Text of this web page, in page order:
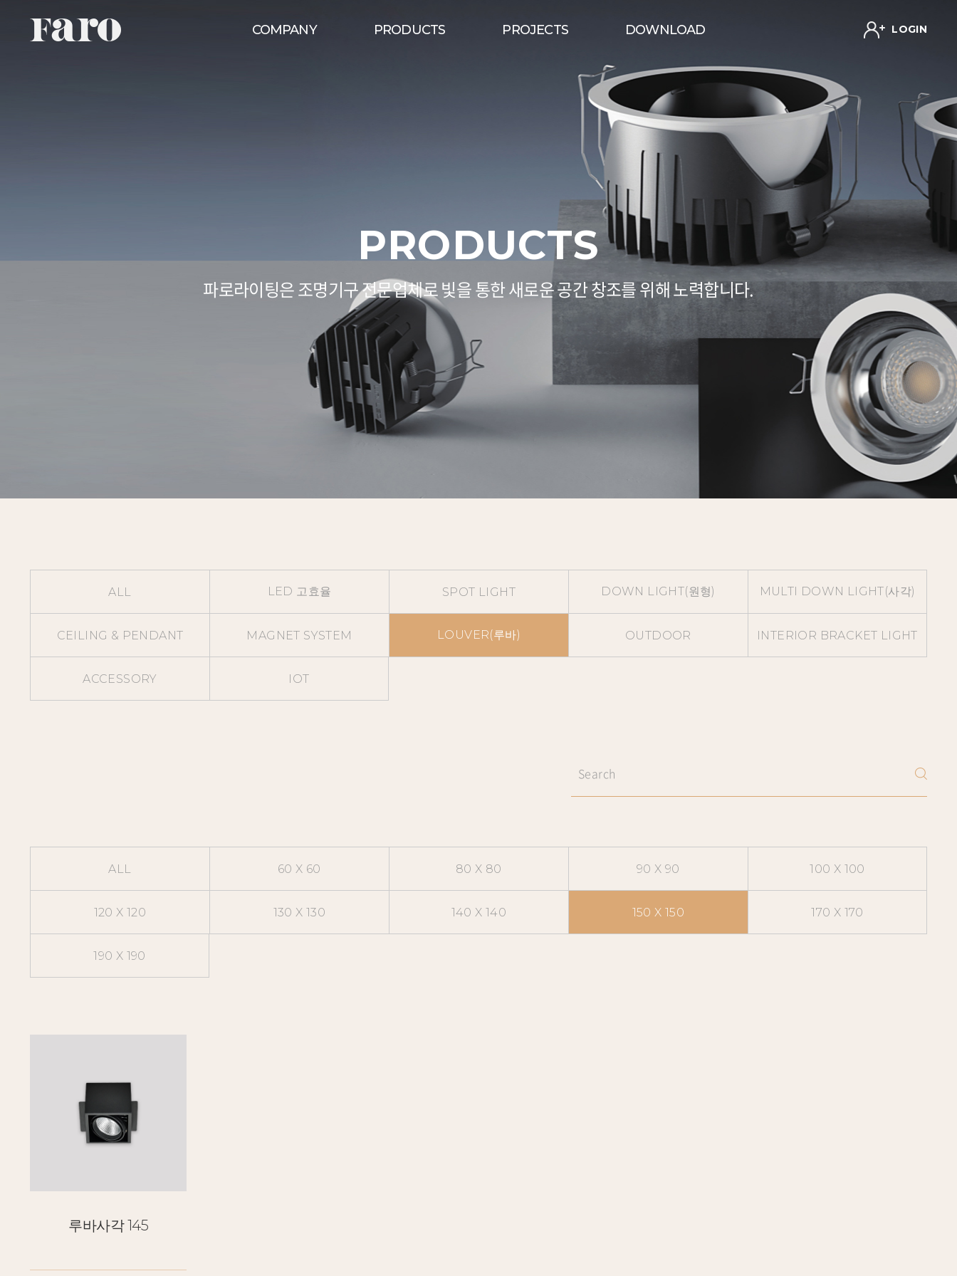
COMPANY PRODUCTS PROJECTS DOWNLOAD LOGIN
PRODUCTS
파로라이팅은 조명기구 전문업체로 빛을 통한 새로운 공간 창조를 위해 노력합니다.
ALL LED 고효율 SPOT LIGHT DOWN LIGHT(원형) MULTI DOWN LIGHT(사각)
CEILING & PENDANT MAGNET SYSTEM LOUVER(루바) OUTDOOR INTERIOR BRACKET LIGHT
ACCESSORY IOT
ALL 60 X 60 80 X 80 90 X 90 100 X 100
120 X 120 130 X 130 140 X 140 150 X 150 170 X 170
190 X 190
루바사각 145